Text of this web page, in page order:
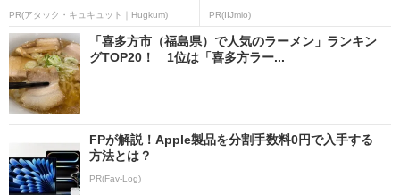
PR(アタック・キュキュット｜Hugkum) PR(IIJmio)
「喜多方市（福島県）で人気のラーメン」ランキン
グTOP20！ 1位は「喜多方ラー...
FPが解説！Apple製品を分割手数料0円で入手する
方法とは？
PR(Fav-Log)